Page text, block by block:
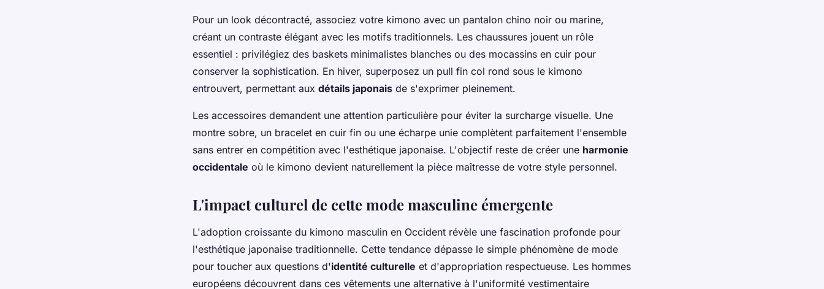
Pour un look décontracté, associez votre kimono avec un pantalon chino noir ou marine,
créant un contraste élégant avec les motifs traditionnels. Les chaussures jouent un rôle
essentiel : privilégiez des baskets minimalistes blanches ou des mocassins en cuir pour
conserver la sophistication. En hiver, superposez un pull fin col rond sous le kimono
entrouvert, permettant aux détails japonais de s'exprimer pleinement.
Les accessoires demandent une attention particulière pour éviter la surcharge visuelle. Une
montre sobre, un bracelet en cuir fin ou une écharpe unie complètent parfaitement l'ensemble
sans entrer en compétition avec l'esthétique japonaise. L'objectif reste de créer une harmonie
occidentale où le kimono devient naturellement la pièce maîtresse de votre style personnel.
L'impact culturel de cette mode masculine émergente
L'adoption croissante du kimono masculin en Occident révèle une fascination profonde pour
l'esthétique japonaise traditionnelle. Cette tendance dépasse le simple phénomène de mode
pour toucher aux questions d'identité culturelle et d'appropriation respectueuse. Les hommes
européens découvrent dans ces vêtements une alternative à l'uniformité vestimentaire